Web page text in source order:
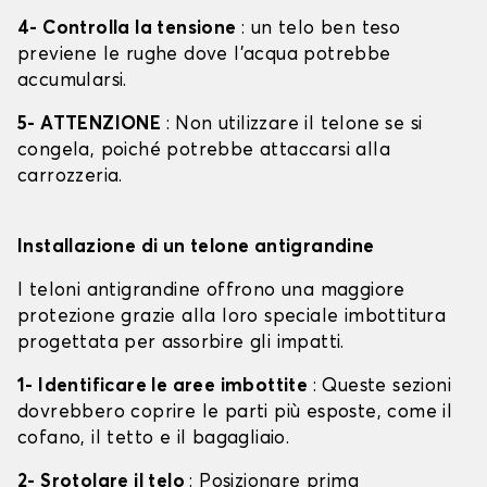
4- Controlla la tensione : un telo ben teso
previene le rughe dove l'acqua potrebbe
accumularsi.
5- ATTENZIONE : Non utilizzare il telone se si
congela, poiché potrebbe attaccarsi alla
carrozzeria.
Installazione di un telone antigrandine
I teloni antigrandine offrono una maggiore
protezione grazie alla loro speciale imbottitura
progettata per assorbire gli impatti.
1- Identificare le aree imbottite : Queste sezioni
dovrebbero coprire le parti più esposte, come il
cofano, il tetto e il bagagliaio.
2- Srotolare il telo: Posizionare prima